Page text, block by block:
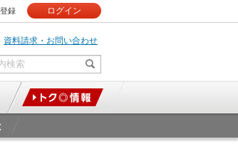
録 ログイン
資料請求・お問い合わせ